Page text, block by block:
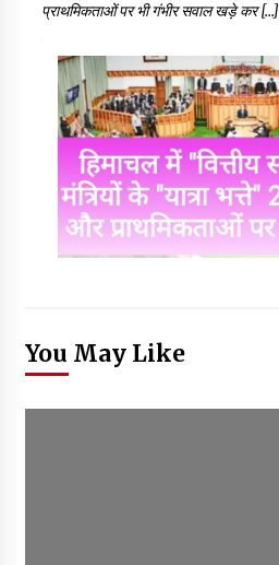
प्राथमिकताओं पर भी गंभीर सवाल खड़े कर […]
You May Like